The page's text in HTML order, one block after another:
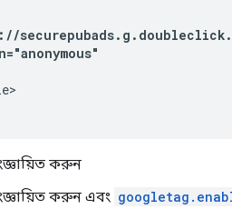
করুন
করুন এবং